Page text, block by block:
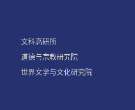
文科高研所
道德与宗教研究院
世界文学与文化研究院